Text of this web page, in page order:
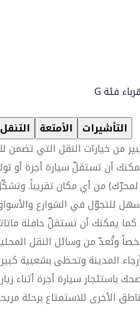
التنقل الأمتعة التأشيرات
من خيارات النقل التي تضمن
أن تستقلّ سيارة أجرة أو
لمحرّك) من أي مكان تقريباً.
للتجوّل في الشوارع
يمكنك أن تستقلّ حافلة
التي تتّسع لـ14 شخصاً وتُعدّ من وسائل النقل
المدينة وتحظى بشعبية
باستئجار سيارة أجرة أثناء